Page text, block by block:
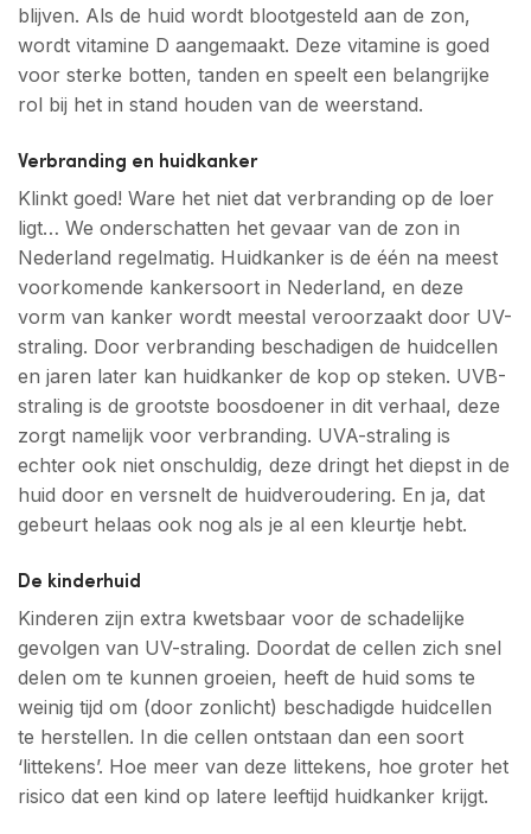
blijven. Als de huid wordt blootgesteld aan de zon,
wordt vitamine D aangemaakt. Deze vitamine is goed
voor sterke botten, tanden en speelt een belangrijke
rol bij het in stand houden van de weerstand.
Verbranding en huidkanker
Klinkt goed! Ware het niet dat verbranding op de loer
ligt… We onderschatten het gevaar van de zon in
Nederland regelmatig. Huidkanker is de één na meest
voorkomende kankersoort in Nederland, en deze
vorm van kanker wordt meestal veroorzaakt door UV-
straling. Door verbranding beschadigen de huidcellen
en jaren later kan huidkanker de kop op steken. UVB-
straling is de grootste boosdoener in dit verhaal, deze
zorgt namelijk voor verbranding. UVA-straling is
echter ook niet onschuldig, deze dringt het diepst in de
huid door en versnelt de huidveroudering. En ja, dat
gebeurt helaas ook nog als je al een kleurtje hebt.
De kinderhuid
Kinderen zijn extra kwetsbaar voor de schadelijke
gevolgen van UV-straling. Doordat de cellen zich snel
delen om te kunnen groeien, heeft de huid soms te
weinig tijd om (door zonlicht) beschadigde huidcellen
te herstellen. In die cellen ontstaan dan een soort
‘littekens’. Hoe meer van deze littekens, hoe groter het
risico dat een kind op latere leeftijd huidkanker krijgt.